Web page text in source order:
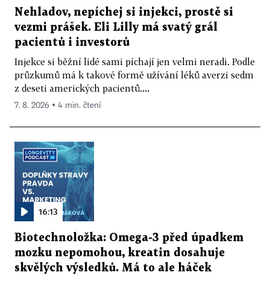
Nehladov, nepíchej si injekci, prostě si
vezmi prášek. Eli Lilly má svatý grál
pacientů i investorů
Injekce si běžní lidé sami píchají jen velmi neradi. Podle
průzkumů má k takové formě užívání léků averzi sedm
z deseti amerických pacientů....
7. 8. 2026 ▪ 4 min. čtení
16:13
Biotechnoložka: Omega-3 před úpadkem
mozku nepomohou, kreatin dosahuje
skvělých výsledků. Má to ale háček